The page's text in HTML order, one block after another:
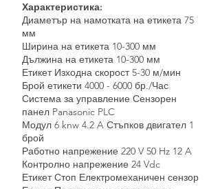
Характеристика:
Диаметър на намотката на етикета 75
мм
Ширина на етикета 10-300 мм
Дължина на етикета 10-300 мм
Етикет Изходна скорост 5-30 м/мин
Брой етикети 4000 - 6000 бр./Час
Система за управление Сензорен
панел Panasonic PLC
Модул 6 knw 4.2 A Стъпков двигател 1
брой
Работно напрежение 220 V 50 Hz 12 A
Контролно напрежение 24 Vdc
Етикет Стоп Електромеханичен сензор